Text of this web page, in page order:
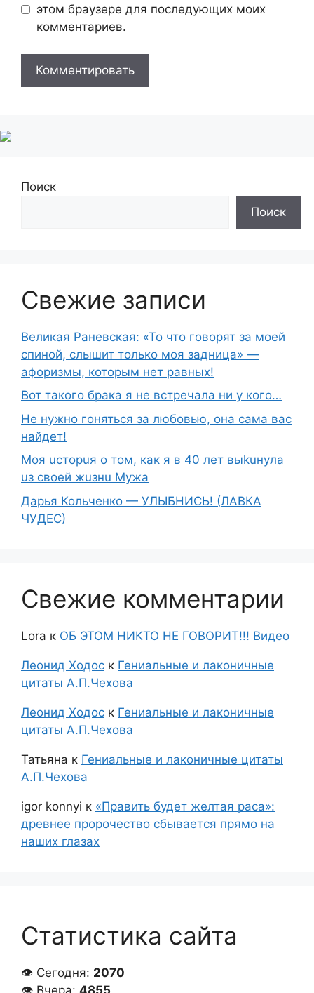
этом браузере для последующих моих
комментариев.
Поиск
Поиск
Свежие записи
Великая Раневская: «То что говорят за моей
спиной, слышит только моя задница» —
афоризмы, которым нет равных!
Вот такого брака я не встречала ни у кого…
Не нужно гоняться за любовью, она сама вас
найдет!
Moя ucтopuя о том, как я в 40 лет выkuнyлa
uз свoeй жuзнu Myжа
Дарья Кольченко — УЛЫБНИСЬ! (ЛАВКА
ЧУДЕС)
Свежие комментарии
Lora к ОБ ЭТОМ НИКТО НЕ ГОВОРИТ!!! Видео
Леонид Ходос к Гениальные и лаконичные
цитаты А.П.Чехова
Леонид Ходос к Гениальные и лаконичные
цитаты А.П.Чехова
Татьяна к Гениальные и лаконичные цитаты
А.П.Чехова
igor konnyi к «Править будет желтая раса»:
древнее пророчество сбывается прямо на
наших глазах
Статистика сайта
👁 Сегодня: 2070
👁 Вчера: 4855